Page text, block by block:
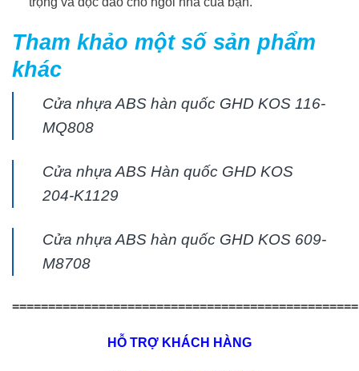
Tham khảo một số sản phẩm
khác
Cửa nhựa ABS hàn quốc GHD KOS 116-
MQ808
Cửa nhựa ABS Hàn quốc GHD KOS
204-K1129
Cửa nhựa ABS hàn quốc GHD KOS 609-
M8708
================================================
HỖ TRỢ KHÁCH HÀNG